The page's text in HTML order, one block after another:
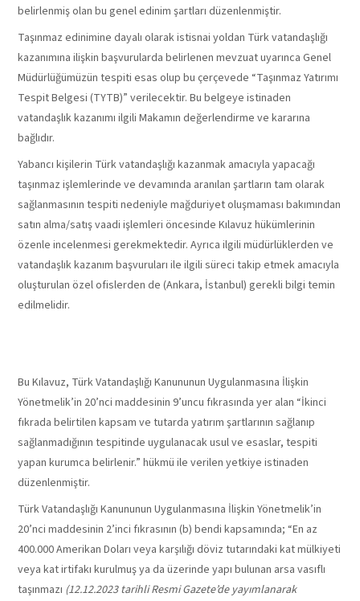
belirlenmiş olan bu genel edinim şartları düzenlenmiştir.
Taşınmaz edinimine dayalı olarak istisnai yoldan Türk vatandaşlığı
kazanımına ilişkin başvurularda belirlenen mevzuat uyarınca Genel
Müdürlüğümüzün tespiti esas olup bu çerçevede “Taşınmaz Yatırımı
Tespit Belgesi (TYTB)” verilecektir. Bu belgeye istinaden
vatandaşlık kazanımı ilgili Makamın değerlendirme ve kararına
bağlıdır.
Yabancı kişilerin Türk vatandaşlığı kazanmak amacıyla yapacağı
taşınmaz işlemlerinde ve devamında aranılan şartların tam olarak
sağlanmasının tespiti nedeniyle mağduriyet oluşmaması bakımından
satın alma/satış vaadi işlemleri öncesinde Kılavuz hükümlerinin
özenle incelenmesi gerekmektedir. Ayrıca ilgili müdürlüklerden ve
vatandaşlık kazanım başvuruları ile ilgili süreci takip etmek amacıyla
oluşturulan özel ofislerden de (Ankara, İstanbul) gerekli bilgi temin
edilmelidir.
Bu Kılavuz, Türk Vatandaşlığı Kanununun Uygulanmasına İlişkin
Yönetmelik’in 20’nci maddesinin 9’uncu fıkrasında yer alan “İkinci
fıkrada belirtilen kapsam ve tutarda yatırım şartlarının sağlanıp
sağlanmadığının tespitinde uygulanacak usul ve esaslar, tespiti
yapan kurumca belirlenir.” hükmü ile verilen yetkiye istinaden
düzenlenmiştir.
Türk Vatandaşlığı Kanununun Uygulanmasına İlişkin Yönetmelik’in
20’nci maddesinin 2’inci fıkrasının (b) bendi kapsamında; “En az
400.000 Amerikan Doları veya karşılığı döviz tutarındaki kat mülkiyeti
veya kat irtifakı kurulmuş ya da üzerinde yapı bulunan arsa vasıflı
taşınmazı (12.12.2023 tarihli Resmi Gazete’de yayımlanarak